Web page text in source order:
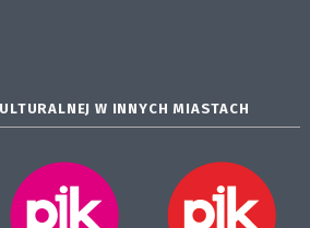
W INNYCH MIASTACH